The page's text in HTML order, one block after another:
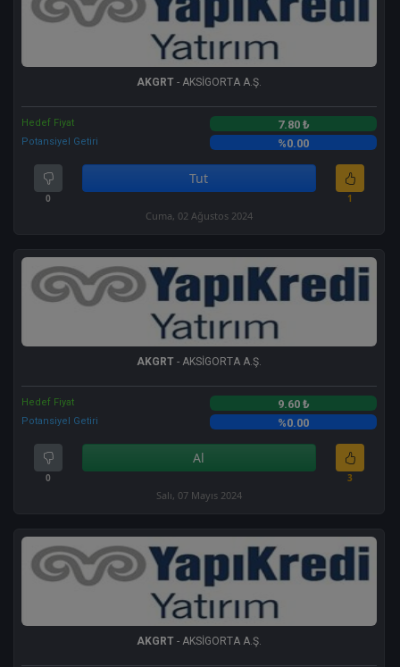
AKGRT - AKSİGORTA A.Ş.
Hedef Fiyat 7.80 ₺
Potansiyel Getiri %0.00
0
Tut
1
Cuma, 02 Ağustos 2024
AKGRT - AKSİGORTA A.Ş.
Hedef Fiyat 9.60 ₺
Potansiyel Getiri %0.00
0
Al
3
Salı, 07 Mayıs 2024
AKGRT - AKSİGORTA A.Ş.